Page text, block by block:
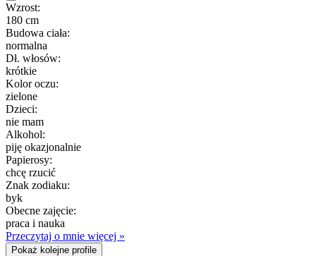
Wzrost:
180 cm
Budowa ciała:
normalna
Dł. włosów:
krótkie
Kolor oczu:
zielone
Dzieci:
nie mam
Alkohol:
piję okazjonalnie
Papierosy:
chcę rzucić
Znak zodiaku:
byk
Obecne zajęcie:
praca i nauka
Przeczytaj o mnie więcej »
Pokaż kolejne profile